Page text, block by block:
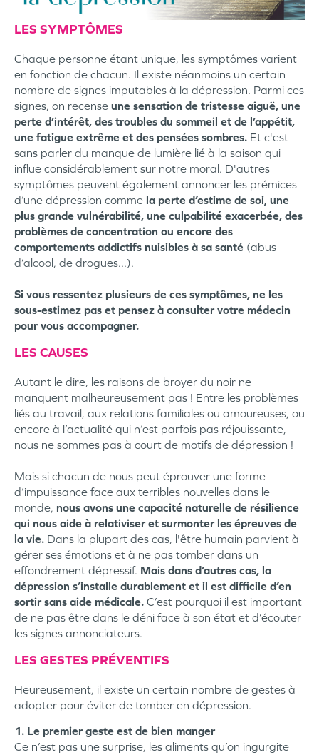
LES SYMPTÔMES
Chaque personne étant unique, les symptômes varient
en fonction de chacun. Il existe néanmoins un certain
nombre de signes imputables à la dépression. Parmi ces
signes, on recense une sensation de tristesse aiguë, une
perte d’intérêt, des troubles du sommeil et de l’appétit,
une fatigue extrême et des pensées sombres. Et c'est
sans parler du manque de lumière lié à la saison qui
influe considérablement sur notre moral. D'autres
symptômes peuvent également annoncer les prémices
d’une dépression comme la perte d’estime de soi, une
plus grande vulnérabilité, une culpabilité exacerbée, des
problèmes de concentration ou encore des
comportements addictifs nuisibles à sa santé (abus
d’alcool, de drogues...).
Si vous ressentez plusieurs de ces symptômes, ne les
sous-estimez pas et pensez à consulter votre médecin
pour vous accompagner.
LES CAUSES
Autant le dire, les raisons de broyer du noir ne
manquent malheureusement pas ! Entre les problèmes
liés au travail, aux relations familiales ou amoureuses, ou
encore à l’actualité qui n’est parfois pas réjouissante,
nous ne sommes pas à court de motifs de dépression !
Mais si chacun de nous peut éprouver une forme
d’impuissance face aux terribles nouvelles dans le
monde, nous avons une capacité naturelle de résilience
qui nous aide à relativiser et surmonter les épreuves de
la vie. Dans la plupart des cas, l'être humain parvient à
gérer ses émotions et à ne pas tomber dans un
effondrement dépressif. Mais dans d’autres cas, la
dépression s’installe durablement et il est difficile d’en
sortir sans aide médicale. C’est pourquoi il est important
de ne pas être dans le déni face à son état et d’écouter
les signes annonciateurs.
LES GESTES PRÉVENTIFS
Heureusement, il existe un certain nombre de gestes à
adopter pour éviter de tomber en dépression.
1. Le premier geste est de bien manger
Ce n’est pas une surprise, les aliments qu’on ingurgite